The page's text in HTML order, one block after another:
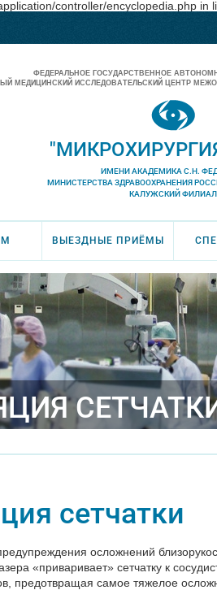
controller/encyclopedia.php in
ФЕДЕРАЛЬНОЕ ГОСУДАРСТВЕННОЕ
МЕДИЦИНСКИЙ ИССЛЕДОВАТЕЛЬСКИЙ ЦЕНТР
ИМЕНИ АКАДЕМИКА С.Н.
МИНИСТЕРСТВА ЗДРАВООХРАНЕНИЯ
КАЛУЖСКИЙ ФИЛИАЛ
ВЫЕЗДНЫЕ ПРИЁМЫ
сетчатки
осложнений
«приваривает» сетчатку к
предотвращая самое тяжелое